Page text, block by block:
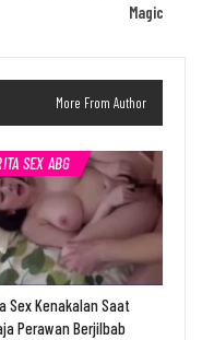
Magic
More From Author
SEX ABG
Sex Kenakalan Saat
Perawan Berjilbab